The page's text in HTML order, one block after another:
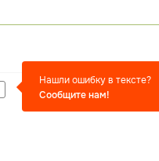
Нашли ошибку в тексте?
Сообщите нам!